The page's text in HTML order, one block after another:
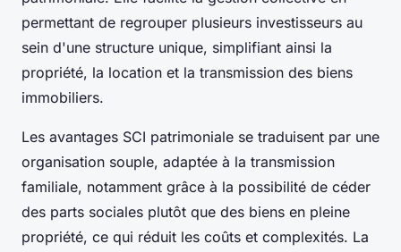
permettant de regrouper plusieurs investisseurs au
sein d'une structure unique, simplifiant ainsi la
propriété, la location et la transmission des biens
immobiliers.
Les avantages SCI patrimoniale se traduisent par une
organisation souple, adaptée à la transmission
familiale, notamment grâce à la possibilité de céder
des parts sociales plutôt que des biens en pleine
propriété, ce qui réduit les coûts et complexités. La